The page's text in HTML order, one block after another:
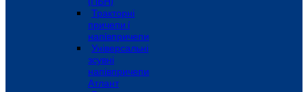
Тракторні
причепи i
напiвпричепи
Універсальні
зсувні
напівпричепи
Атлант